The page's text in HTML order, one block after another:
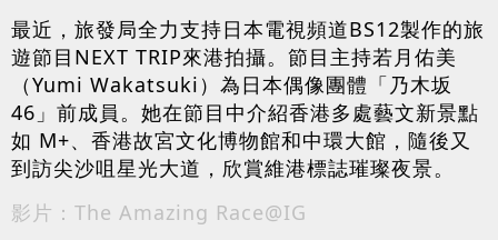
最近，旅發局全力支持日本電視頻道BS12製作的旅
遊節目NEXT TRIP來港拍攝。節目主持若月佑美
（Yumi Wakatsuki）為日本偶像團體「乃木坂
46」前成員。她在節目中介紹香港多處藝文新景點
如 M+、香港故宮文化博物館和中環大館，隨後又
到訪尖沙咀星光大道，欣賞維港標誌璀璨夜景。
影片：The Amazing Race@IG